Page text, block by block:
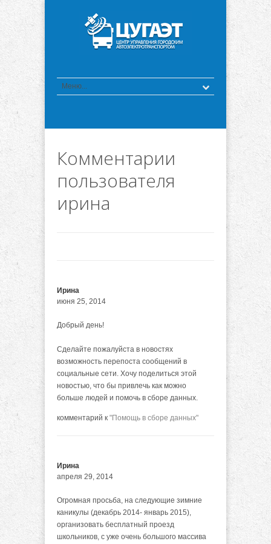
Комментарии
пользователя
ирина
Ирина
июня 25, 2014
Добрый день!
Сделайте пожалуйста в новостях
возможность перепоста сообщений в
социальные сети. Хочу поделиться этой
новостью, что бы привлечь как можно
больше людей и помочь в сборе данных.
комментарий к "Помощь в сборе данных"
Ирина
апреля 29, 2014
Огромная просьба, на следующие зимние
каникулы (декабрь 2014- январь 2015),
организовать бесплатный проезд
школьников, с уже очень большого массива